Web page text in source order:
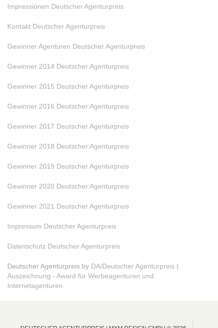
Impressionen Deutscher Agenturpreis
Kontakt Deutscher Agenturpreis
Gewinner Agenturen Deutscher Agenturpreis
Gewinner 2014 Deutscher Agenturpreis
Gewinner 2015 Deutscher Agenturpreis
Gewinner 2016 Deutscher Agenturpreis
Gewinner 2017 Deutscher Agenturpreis
Gewinner 2018 Deutscher Agenturpreis
Gewinner 2019 Deutscher Agenturpreis
Gewinner 2020 Deutscher Agenturpreis
Gewinner 2021 Deutscher Agenturpreis
Impressum Deutscher Agenturpreis
Datenschutz Deutscher Agenturpreis
Deutscher Agenturpreis by DA/Deutscher Agenturpreis |
Auszeichnung - Award für Werbeagenturen und
Internetagenturen